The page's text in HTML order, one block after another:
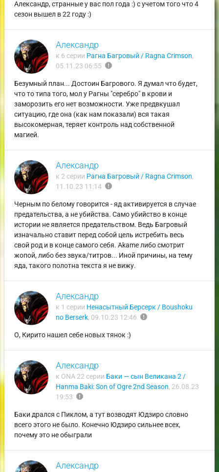
Александр, странные у вас пол года :) с учетом того что 4
сезон вышел в 22 году :)
Александр
к 6 серии Рагна Багровый / Ragna Crimson,
05.11.23 06:55 report
Безумный план... Достоин Багрового. Я думал что будет,
что то типа того, мол у Рагны "серебро" в крови и
заморозить его нет возможности. Уже предвкушал
ситуацию, где она (как нам показали) вся такая
высокомерная, теряет контроль над собственной
магией.
Александр
к 2 серии Рагна Багровый / Ragna Crimson,
11.10.23 11:14 report
Черным по белому говорится - яд активируется в случае
предательства, а не убийства. Само убийство в конце
истории не является предательством. Ведь Багровый
изначально ставит перед собой цель истребить весь
свой род и в конце самого себя. Akame либо смотрит
жопой, либо без звука/титров... Иной причины, на тему
яда, такого полотна текста я не вижу.
Александр
к 1 серии Ненасытный Берсерк / Boushoku
no Berserk, 09.10.23 12:46 report
О, Кирито нашел себе новых тянок :)
Александр
к ONA 22 серии Баки — сын Великана 2 /
Hanma Baki: Son of Ogre 2nd Season, 26.08.23
19:53 report
Баки дрался с Пиклом, а тут возводят Юдзиро словно
всего этого не было. Конечно Юдзиро сильнее всех,
почему это не обыграли
Александр